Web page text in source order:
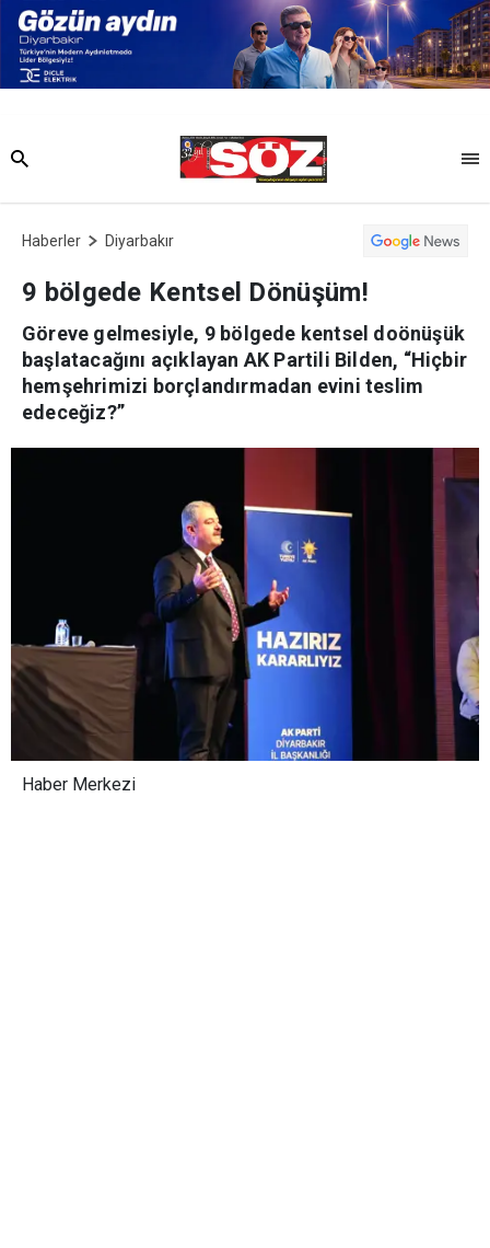
Haberler Diyarbakır
9 bölgede Kentsel Dönüşüm!
Göreve gelmesiyle, 9 bölgede kentsel doönüşük
başlatacağını açıklayan AK Partili Bilden, “Hiçbir
hemşehrimizi borçlandırmadan evini teslim
edeceğiz?”
Haber Merkezi